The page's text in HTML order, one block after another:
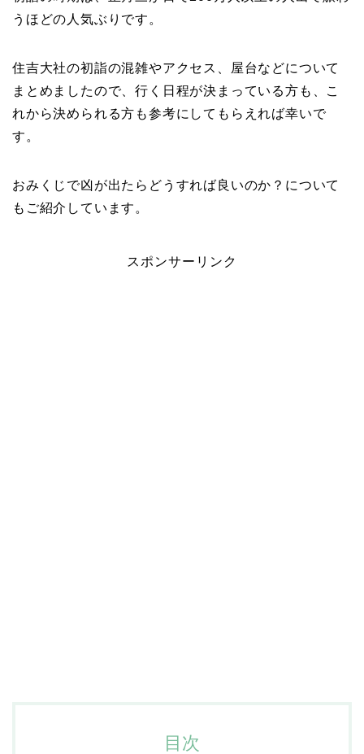
うほどの人気ぶりです。
住吉大社の初詣の混雑やアクセス、屋台などについて
まとめましたので、行く日程が決まっている方も、こ
れから決められる方も参考にしてもらえれば幸いで
す。
おみくじで凶が出たらどうすれば良いのか？について
もご紹介しています。
スポンサーリンク
目次